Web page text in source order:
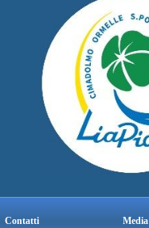
Contatti Media